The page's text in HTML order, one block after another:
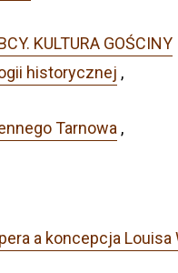
KULTURA GOŚCINY
historycznej ,
Tarnowa ,
a koncepcja Louisa